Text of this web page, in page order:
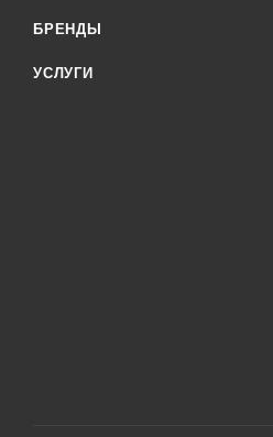
БРЕНДЫ
УСЛУГИ